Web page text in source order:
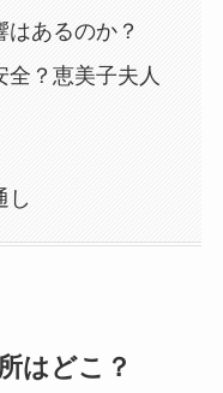
はあるのか？
？恵美子夫人
し
はどこ？